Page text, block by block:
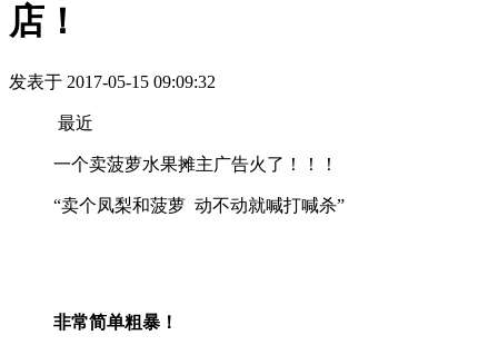
店！
发表于 2017-05-15 09:09:32
最近
一个卖菠萝水果摊主广告火了！！！
“卖个凤梨和菠萝 动不动就喊打喊杀”
非常简单粗暴！